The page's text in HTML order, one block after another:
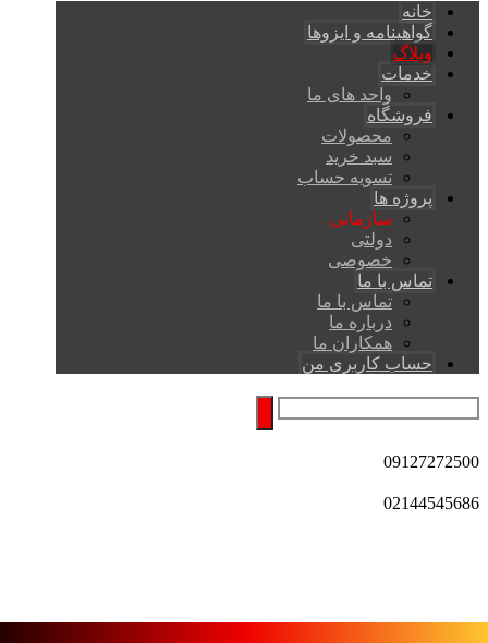
خانه
گواهینامه و ایزوها
وبلاگ
خدمات
واحد های ما
فروشگاه
محصولات
سبد خرید
تسویه حساب
پروژه ها
سازمانی
دولتی
خصوصی
تماس با ما
تماس با ما
درباره ما
همکاران ما
حساب کاربری من
09127272500
02144545686